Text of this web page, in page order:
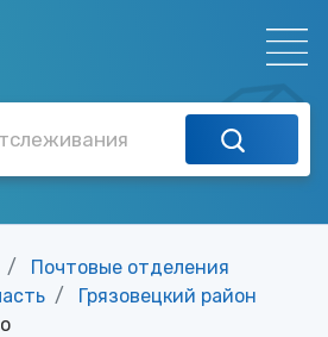
Почтовые отделения
Грязовецкий район